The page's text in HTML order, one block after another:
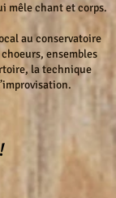
mêle chant et corps.
au conservatoire
ensembles
la technique